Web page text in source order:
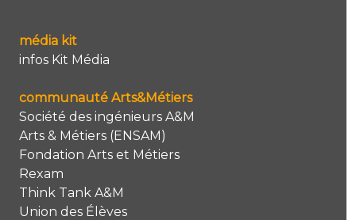
média kit
infos Kit Média
communauté Arts&Métiers
Société des ingénieurs A&M
Arts & Métiers (ENSAM)
Fondation Arts et Métiers
Rexam
Think Tank A&M
Union des Élèves